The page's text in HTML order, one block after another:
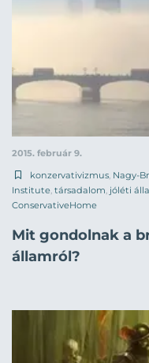
2015. február 9.
konzervativizmus, Nagy-
Institute, társadalom, jóléti
ConservativeHome
Mit gondolnak a
államról?